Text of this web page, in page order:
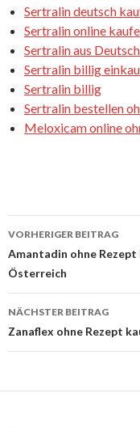
Sertralin deutsch
Sertralin online
Sertralin aus
Sertralin billig
Sertralin billig
Sertralin bestellen
Meloxicam online
Beitrags-
Navigation
VORHERIGER BEITRAG
Amantadin ohne
Österreich
NÄCHSTER BEITRAG
Zanaflex ohne Rezept